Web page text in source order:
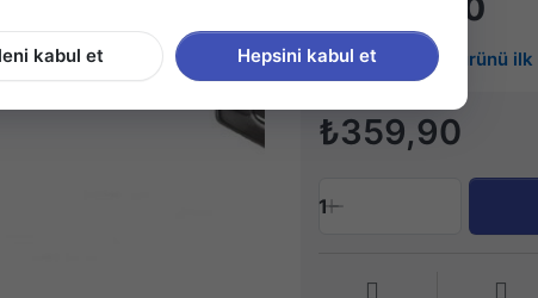
2013-2020
Bu ürünü
₺359,90
1
kabul et Hepsini kabul et